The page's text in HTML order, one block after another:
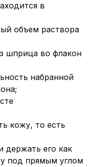
в
объем раствора
шприца во флакон
набранной
кожу, то есть
держать его как
под прямым углом